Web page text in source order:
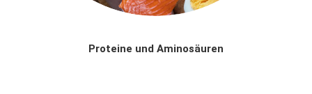
Proteine und Aminosäuren